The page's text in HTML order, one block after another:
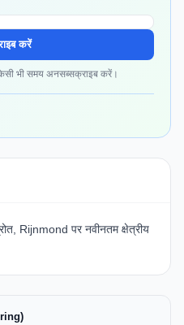
करें
भी समय अनसब्सक्राइब करें।
Rijnmond पर नवीनतम क्षेत्रीय